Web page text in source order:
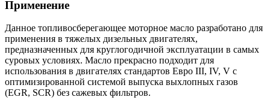
Применение
Данное топливосберегающее моторное масло разработано для
применения в тяжелых дизельных двигателях,
предназначенных для круглогодичной эксплуатации в самых
суровых условиях. Масло прекрасно подходит для
использования в двигателях стандартов Евро III, IV, V с
оптимизированной системой выпуска выхлопных газов
(EGR, SCR) без сажевых фильтров.